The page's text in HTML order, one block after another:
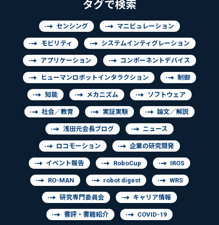
タグで検索
センシング マニピュレーション
モビリティ システムインティグレーション
アプリケーション コンポーネントデバイス
ヒューマンロボットインタラクション 制御
知能 メカニズム ソフトウェア
社会／教育 実証実験 論文／解説
浅田元会長ブログ ニュース
ロコモーション 企業の研究開発
イベント報告 RoboCup IROS
RO-MAN robot digest WRS
研究専門委員会 キャリア情報
書評・書籍紹介 COVID-19